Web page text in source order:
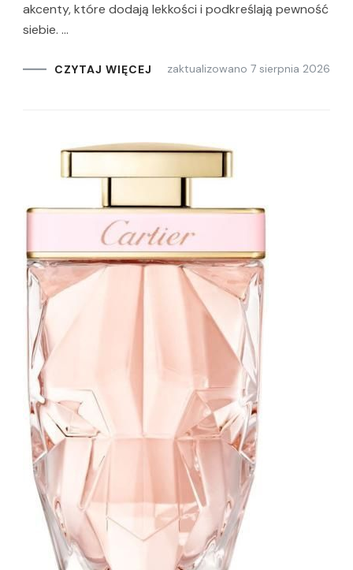
akcenty, które dodają lekkości i podkreślają pewność
siebie. …
CZYTAJ WIĘCEJ zaktualizowano 7 sierpnia 2026